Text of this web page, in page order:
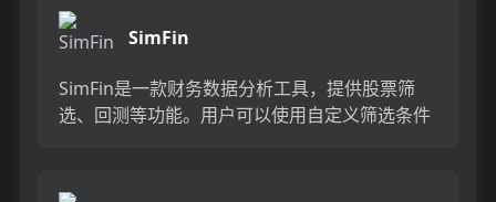
SimFin
SimFin是一款财务数据分析工具，提供股票筛
选、回测等功能。用户可以使用自定义筛选条件